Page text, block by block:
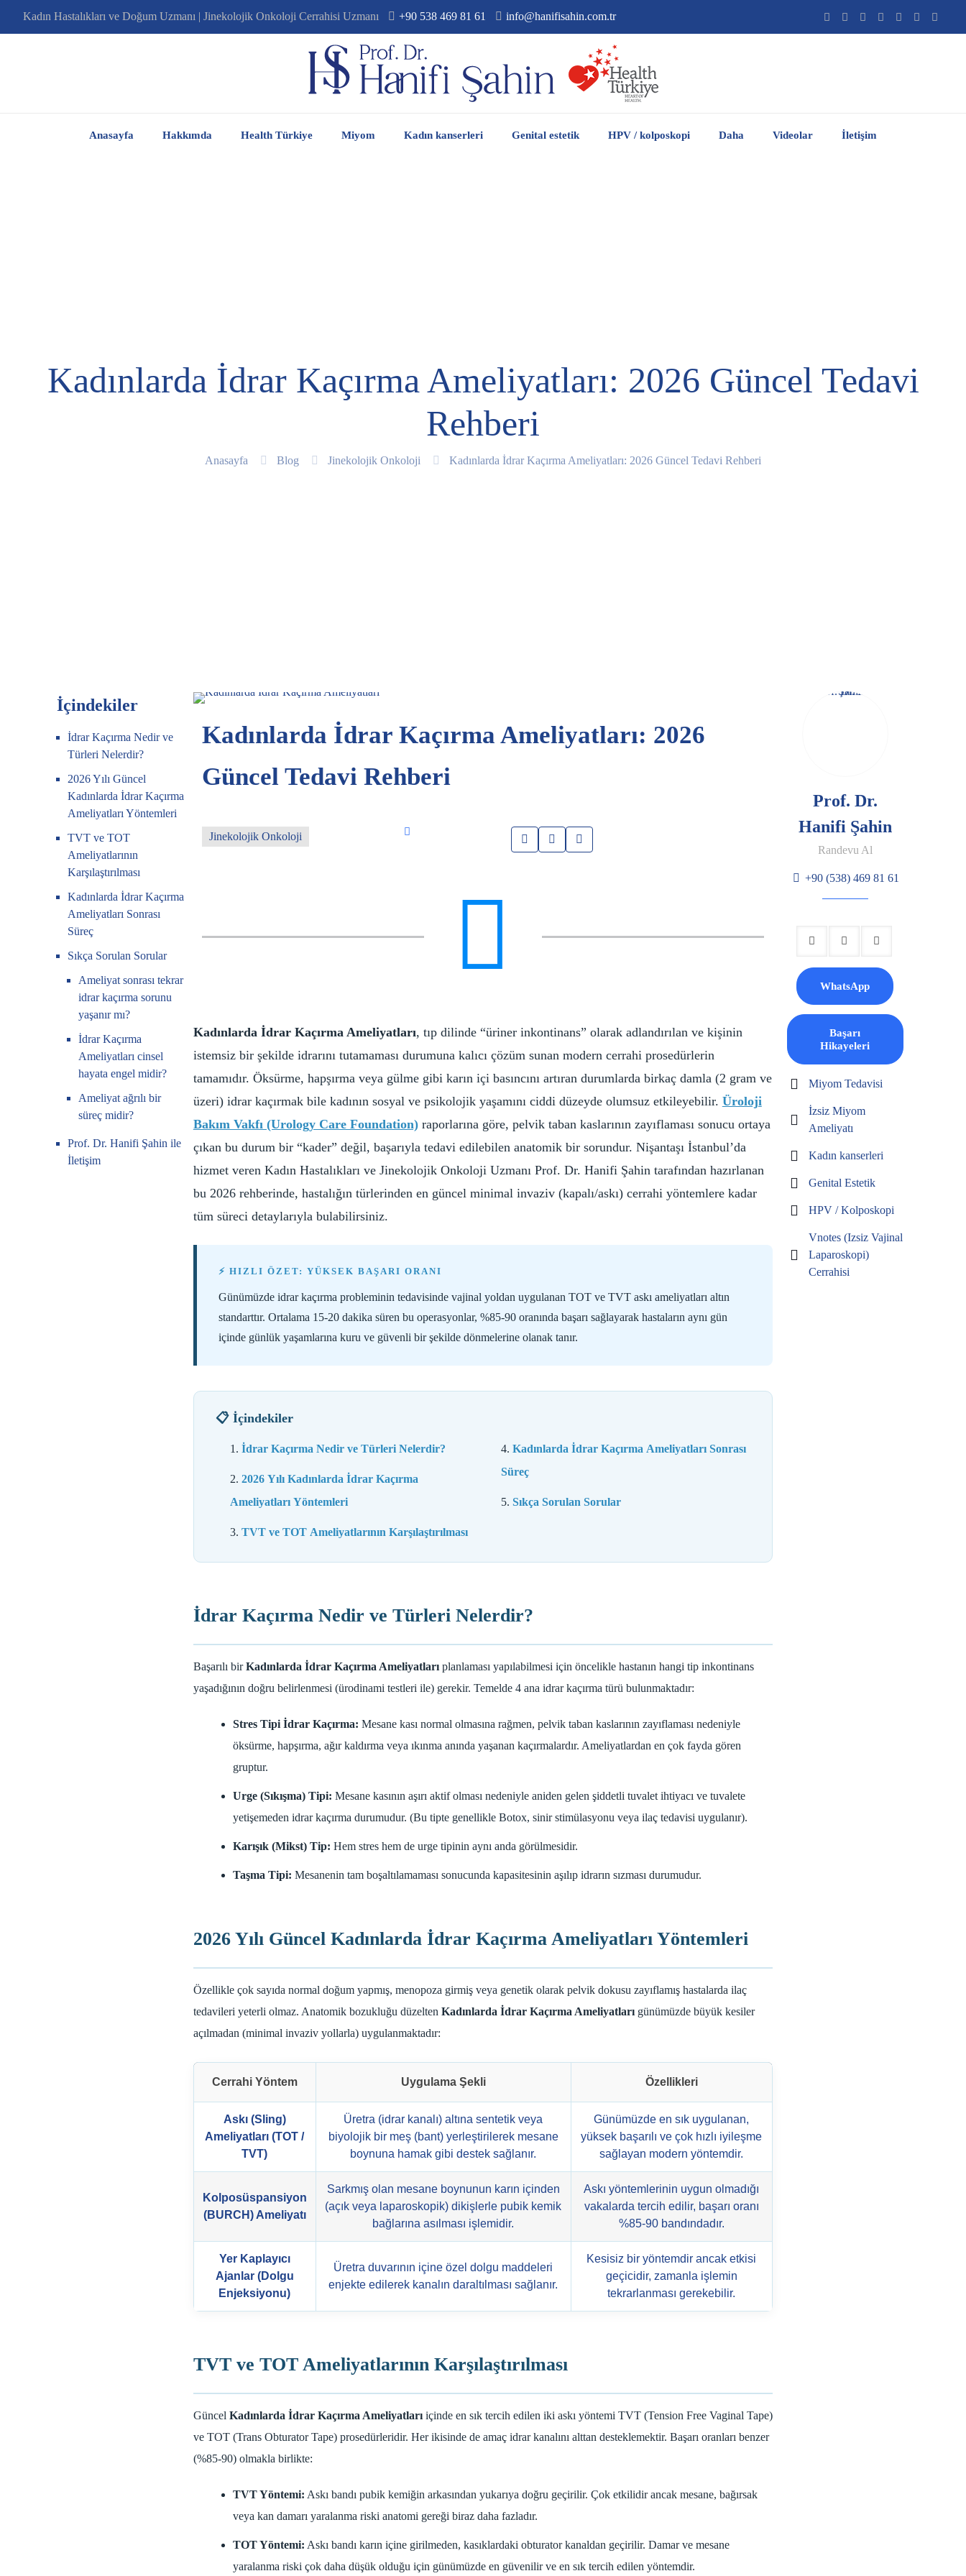
Kadın Hastalıkları ve Doğum Uzmanı | Jinekolojik Onkoloji Cerrahisi Uzmanı +90 538 469 81 61 info@hanifisahin.com.tr
Anasayfa Hakkımda Health Türkiye Miyom Kadın kanserleri Genital estetik HPV / kolposkopi Daha Videolar İletişim
Kadınlarda İdrar Kaçırma Ameliyatları: 2026 Güncel Tedavi
Rehberi
Anasayfa Blog Jinekolojik Onkoloji Kadınlarda İdrar Kaçırma Ameliyatları: 2026 Güncel Tedavi Rehberi
İçindekiler
İdrar Kaçırma Nedir ve
Türleri Nelerdir?
2026 Yılı Güncel
Kadınlarda İdrar Kaçırma
Ameliyatları Yöntemleri
TVT ve TOT
Ameliyatlarının
Karşılaştırılması
Kadınlarda İdrar Kaçırma
Ameliyatları Sonrası
Süreç
Sıkça Sorulan Sorular
Ameliyat sonrası tekrar
idrar kaçırma sorunu
yaşanır mı?
İdrar Kaçırma
Ameliyatları cinsel
hayata engel midir?
Ameliyat ağrılı bir
süreç midir?
Prof. Dr. Hanifi Şahin ile
İletişim
Kadınlarda İdrar Kaçırma Ameliyatları: 2026
Güncel Tedavi Rehberi
Jinekolojik Onkoloji
Kadınlarda İdrar Kaçırma Ameliyatları, tıp dilinde “üriner inkontinans” olarak adlandırılan ve kişinin
istemsiz bir şekilde idrarını tutamaması durumuna kalıcı çözüm sunan modern cerrahi prosedürlerin
tamamıdır. Öksürme, hapşırma veya gülme gibi karın içi basıncını artıran durumlarda birkaç damla (2 gram ve
üzeri) idrar kaçırmak bile kadının sosyal ve psikolojik yaşamını ciddi düzeyde olumsuz etkileyebilir. Üroloji
Bakım Vakfı (Urology Care Foundation)raporlarına göre, pelvik taban kaslarının zayıflaması sonucu ortaya
çıkan bu durum bir “kader” değil, başarıyla tedavi edilebilen anatomik bir sorundur. Nişantaşı İstanbul’da
hizmet veren Kadın Hastalıkları ve Jinekolojik Onkoloji Uzmanı Prof. Dr. Hanifi Şahin tarafından hazırlanan
bu 2026 rehberinde, hastalığın türlerinden en güncel minimal invaziv (kapalı/askı) cerrahi yöntemlere kadar
tüm süreci detaylarıyla bulabilirsiniz.
⚡ HIZLI ÖZET: YÜKSEK BAŞARI ORANI
Günümüzde idrar kaçırma probleminin tedavisinde vajinal yoldan uygulanan TOT ve TVT askı ameliyatları altın
standarttır. Ortalama 15-20 dakika süren bu operasyonlar, %85-90 oranında başarı sağlayarak hastaların aynı gün
içinde günlük yaşamlarına kuru ve güvenli bir şekilde dönmelerine olanak tanır.
📋 İçindekiler
İdrar Kaçırma Nedir ve Türleri Nelerdir?
2026 Yılı Kadınlarda İdrar Kaçırma
Ameliyatları Yöntemleri
TVT ve TOT Ameliyatlarının Karşılaştırılması
Kadınlarda İdrar Kaçırma Ameliyatları Sonrası
Süreç
Sıkça Sorulan Sorular
İdrar Kaçırma Nedir ve Türleri Nelerdir?
Başarılı birKadınlarda İdrar Kaçırma Ameliyatlarıplanlaması yapılabilmesi için öncelikle hastanın hangi tip inkontinans
yaşadığının doğru belirlenmesi (ürodinami testleri ile) gerekir. Temelde 4 ana idrar kaçırma türü bulunmaktadır:
Stres Tipi İdrar Kaçırma: Mesane kası normal olmasına rağmen, pelvik taban kaslarının zayıflaması nedeniyle
öksürme, hapşırma, ağır kaldırma veya ıkınma anında yaşanan kaçırmalardır. Ameliyatlardan en çok fayda gören
gruptur.
Urge (Sıkışma) Tipi: Mesane kasının aşırı aktif olması nedeniyle aniden gelen şiddetli tuvalet ihtiyacı ve tuvalete
yetişemeden idrar kaçırma durumudur. (Bu tipte genellikle Botox, sinir stimülasyonu veya ilaç tedavisi uygulanır).
Karışık (Mikst) Tip: Hem stres hem de urge tipinin aynı anda görülmesidir.
Taşma Tipi: Mesanenin tam boşaltılamaması sonucunda kapasitesinin aşılıp idrarın sızması durumudur.
2026 Yılı Güncel Kadınlarda İdrar Kaçırma Ameliyatları Yöntemleri
Özellikle çok sayıda normal doğum yapmış, menopoza girmiş veya genetik olarak pelvik dokusu zayıflamış hastalarda ilaç
tedavileri yeterli olmaz. Anatomik bozukluğu düzelten Kadınlarda İdrar Kaçırma Ameliyatlarıgünümüzde büyük kesiler
açılmadan (minimal invaziv yollarla) uygulanmaktadır:
Cerrahi Yöntem Uygulama Şekli Özellikleri
Askı (Sling)
Ameliyatları (TOT /
TVT)
Üretra (idrar kanalı) altına sentetik veya
biyolojik bir meş (bant) yerleştirilerek mesane
boynuna hamak gibi destek sağlanır.
Günümüzde en sık uygulanan,
yüksek başarılı ve çok hızlı iyileşme
sağlayan modern yöntemdir.
Kolposüspansiyon
(BURCH) Ameliyatı
Sarkmış olan mesane boynunun karın içinden
(açık veya laparoskopik) dikişlerle pubik kemik
bağlarına asılması işlemidir.
Askı yöntemlerinin uygun olmadığı
vakalarda tercih edilir, başarı oranı
%85-90 bandındadır.
Yer Kaplayıcı
Ajanlar (Dolgu
Enjeksiyonu)
Üretra duvarının içine özel dolgu maddeleri
enjekte edilerek kanalın daraltılması sağlanır.
Kesisiz bir yöntemdir ancak etkisi
geçicidir, zamanla işlemin
tekrarlanması gerekebilir.
TVT ve TOT Ameliyatlarının Karşılaştırılması
Güncel Kadınlarda İdrar Kaçırma Ameliyatlarıiçinde en sık tercih edilen iki askı yöntemi TVT (Tension Free Vaginal Tape)
ve TOT (Trans Obturator Tape) prosedürleridir. Her ikisinde de amaç idrar kanalını alttan desteklemektir. Başarı oranları benzer
(%85-90) olmakla birlikte:
TVT Yöntemi: Askı bandı pubik kemiğin arkasından yukarıya doğru geçirilir. Çok etkilidir ancak mesane, bağırsak
veya kan damarı yaralanma riski anatomi gereği biraz daha fazladır.
TOT Yöntemi: Askı bandı karın içine girilmeden, kasıklardaki obturator kanaldan geçirilir. Damar ve mesane
yaralanma riski çok daha düşük olduğu için günümüzde en güvenilir ve en sık tercih edilen yöntemdir.
Prof. Dr.
Hanifi Şahin
Randevu Al
+90 (538) 469 81 61
WhatsApp
Başarı
Hikayeleri
Miyom Tedavisi
İzsiz Miyom
Ameliyatı
Kadın kanserleri
Genital Estetik
HPV / Kolposkopi
Vnotes (Izsiz Vajinal
Laparoskopi)
Cerrahisi